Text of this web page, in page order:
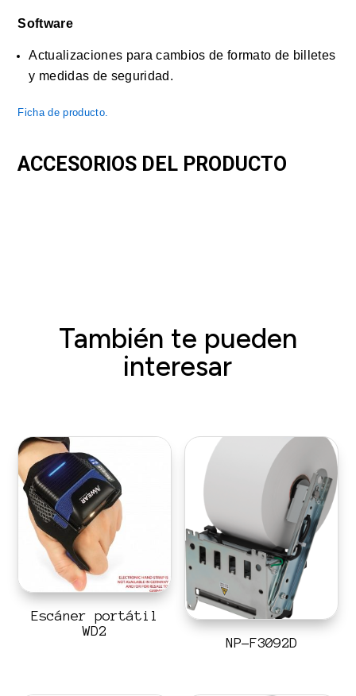
Software
Actualizaciones para cambios de formato de billetes
y medidas de seguridad.
Ficha de producto.
ACCESORIOS DEL PRODUCTO
También te pueden
interesar
Escáner portátil
WD2
NP-F3092D